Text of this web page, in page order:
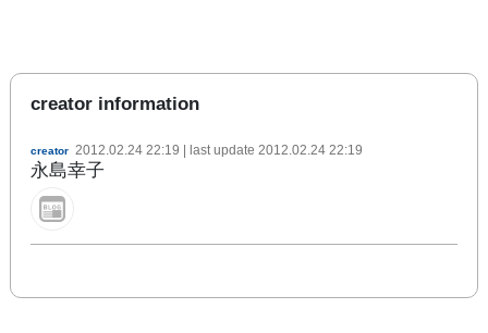
creator information
creator 2012.02.24 22:19 | last update 2012.02.24 22:19
永島幸子